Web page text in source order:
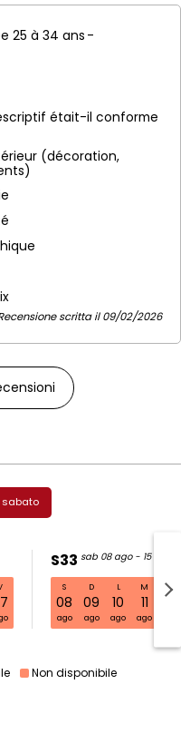
25 à 34 ans
était-il conforme
(décoration,
scritta il 09/02/2026
sabato
S33 sab 08 ago - 15 ago
S
08
ago
D
09
ago
L
10
ago
M
11
ago
M
12
sab 01 ago - 08 ago
Non disponibile